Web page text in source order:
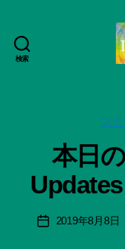
検索
ツイ
本日
投
2019年8月8日